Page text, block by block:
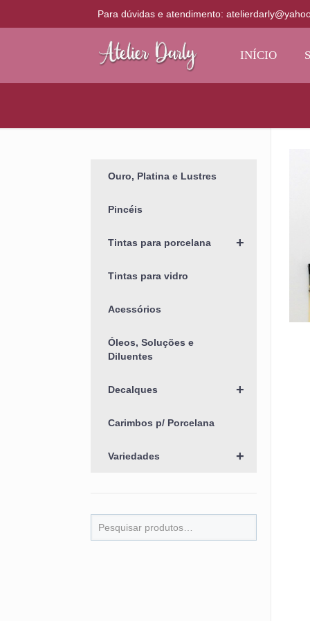
Para dúvidas e atendimento:
INÍCIO
Ouro, Platina e Lustres
Pincéis
+
Tintas para porcelana
Tintas para vidro
Acessórios
Óleos, Soluções e
Diluentes
+
Decalques
Carimbos p/ Porcelana
+
Variedades